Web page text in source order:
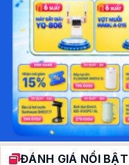
ĐÁNH GIÁ NỔI BẬT